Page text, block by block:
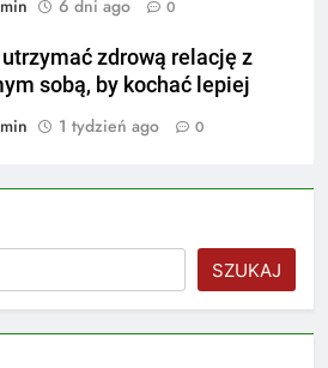
6 dni ago 0
zdrową relację z
sobą, by kochać lepiej
1 tydzień ago 0
SZUKAJ